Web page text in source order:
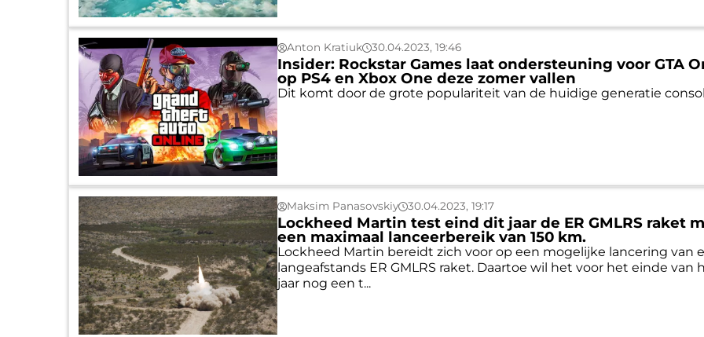
Anton Kratiuk 30.04.2023, 19:46
Insider: Rockstar Games laat ondersteuning voor GTA
op PS4 en Xbox One deze zomer vallen
Dit komt door de grote populariteit van de huidige generatie
Maksim Panasovskiy 30.04.2023, 19:17
Lockheed Martin test eind dit jaar de ER GMLRS raket
een maximaal lanceerbereik van 150 km.
Lockheed Martin bereidt zich voor op een mogelijke lancering van
langeafstands ER GMLRS raket. Daartoe wil het voor het einde van
jaar nog een t...